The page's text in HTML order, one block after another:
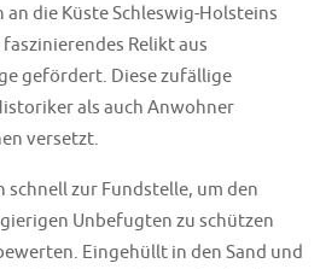
die Küste Schleswig-Holsteins
Relikt aus
gefördert. Diese zufällige
als auch Anwohner
versetzt.
zur Fundstelle, um den
Unbefugten zu schützen
Eingehüllt in den Sand und